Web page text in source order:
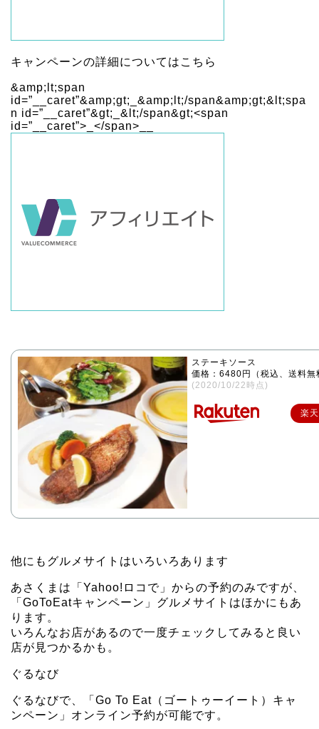
キャンペーンの詳細については こちら
&amp;lt;span
id=”__caret”&amp;gt;_&amp;lt;/span&amp;gt;&lt;spa
n id=”__caret”&gt;_&lt;/span&gt;<span
id=”__caret”>_</span>
ステーキソース
価格：6480円（税込、送料無
(2020/10/22時点)
楽
他にもグルメサイトはいろいろあります
あさくまは「Yahoo!ロコで」からの予約のみですが、
「GoToEatキャンペーン」グルメサイトはほかにもあ
ります。
いろんなお店があるので一度チェックしてみると良い
店が見つかるかも。
ぐるなび
ぐるなびで、「Go To Eat（ゴートゥーイート）キャ
ンペーン」オンライン予約が可能です。